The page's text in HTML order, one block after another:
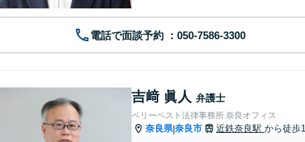
電話で面談予約
吉﨑 眞人 弁護士
ベリーベスト法律事務所 奈良オフィス
奈良県|奈良市 近鉄奈良駅 から徒歩